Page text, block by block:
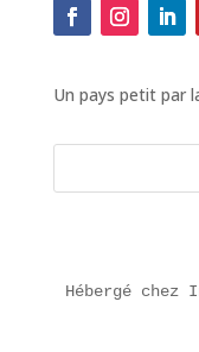
Un pays petit par
Hébergé chez